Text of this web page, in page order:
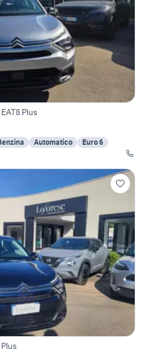
Plus
Automatico
Euro 6